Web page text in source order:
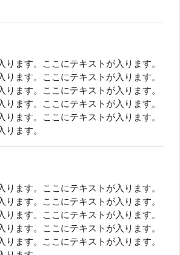
ります。ここにテキストが入ります。
ります。ここにテキストが入ります。
ります。ここにテキストが入ります。
ります。ここにテキストが入ります。
ります。ここにテキストが入ります。
ります。
ります。ここにテキストが入ります。
ります。ここにテキストが入ります。
ります。ここにテキストが入ります。
ります。ここにテキストが入ります。
ります。ここにテキストが入ります。